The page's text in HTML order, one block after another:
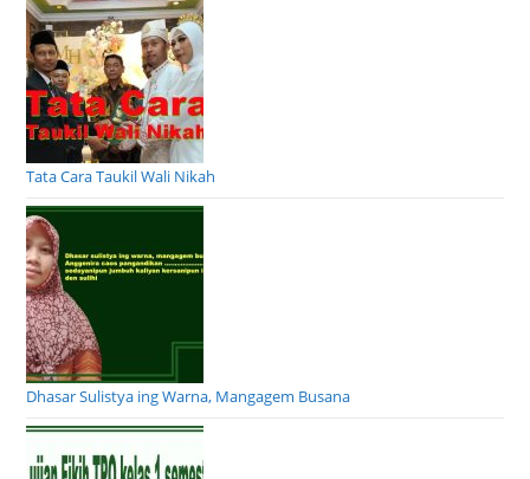
Tata Cara Taukil Wali Nikah
Dhasar Sulistya ing Warna, Mangagem Busana